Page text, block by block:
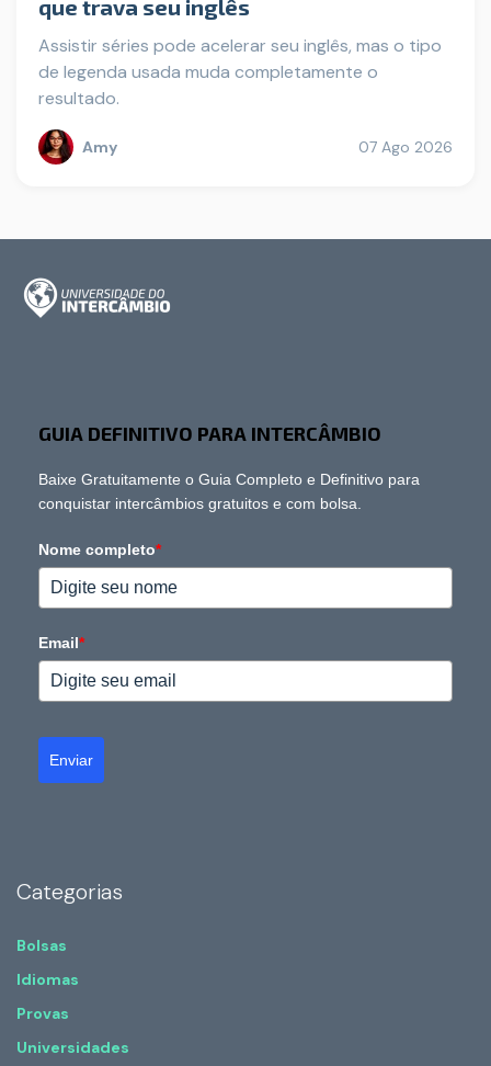
que trava seu inglês
Assistir séries pode acelerar seu inglês, mas o tipo
de legenda usada muda completamente o
resultado.
Amy 07 Ago 2026
GUIA DEFINITIVO PARA INTERCÂMBIO
Baixe Gratuitamente o Guia Completo e Definitivo para
conquistar intercâmbios gratuitos e com bolsa.
Nome completo*
Email*
Enviar
Categorias
Bolsas
Idiomas
Provas
Universidades